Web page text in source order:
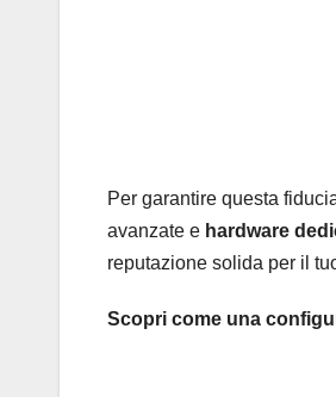
Per garantire questa
avanzate e hardware
reputazione solida per il
Scopri come una